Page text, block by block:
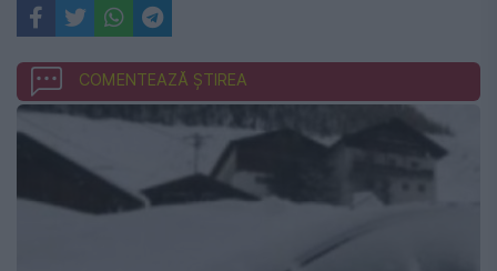
COMENTEAZĂ ȘTIREA